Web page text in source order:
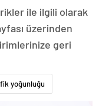
ile ilgili olarak
üzerinden
geri
yoğunluğu